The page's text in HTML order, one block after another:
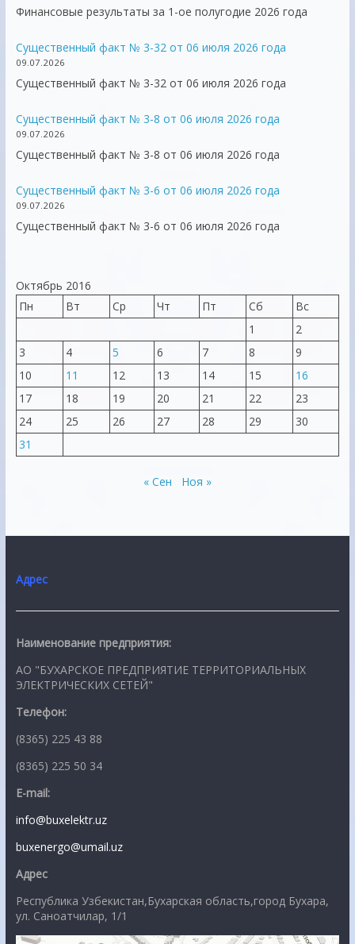
Финансовые результаты за 1-ое полугодие 2026 года
Существенный факт № 3-32 от 06 июля 2026 года
09.07.2026
Существенный факт № 3-32 от 06 июля 2026 года
Существенный факт № 3-8 от 06 июля 2026 года
09.07.2026
Существенный факт № 3-8 от 06 июля 2026 года
Существенный факт № 3-6 от 06 июля 2026 года
09.07.2026
Существенный факт № 3-6 от 06 июля 2026 года
Октябрь 2016
Пн
Вт Ср Чт Пт Сб
Вс
1
2
3
4 5 6 7 8
9
10
11 12 13 14 15
16
17
18 19 20 21 22
23
24
25 26 27 28 29
30
31
« Сен Ноя »
Адрес
Наименование предприятия:
АО "БУХАРСКОЕ ПРЕДПРИЯТИЕ ТЕРРИТОРИАЛЬНЫХ
ЭЛЕКТРИЧЕСКИХ СЕТЕЙ"
Телефон:
(8365) 225 43 88
(8365) 225 50 34
E-mail:
info@buxelektr.uz
buxenergo@umail.uz
Адрес
Республика Узбекистан,Бухарская область,город Бухара,
ул. Саноатчилар, 1/1